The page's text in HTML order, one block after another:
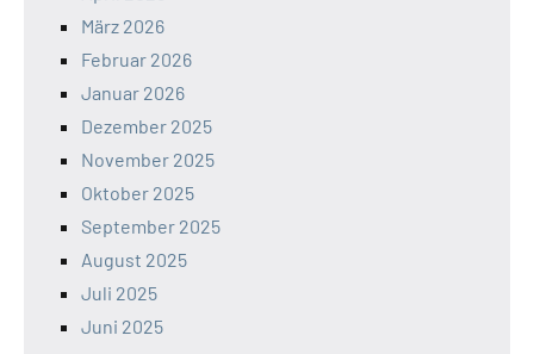
März 2026
Februar 2026
Januar 2026
Dezember 2025
November 2025
Oktober 2025
September 2025
August 2025
Juli 2025
Juni 2025